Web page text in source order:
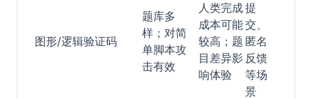
图形/逻辑验证码
题库多
样；对简
单脚本攻
击有效
人类完成
成本可能
较高；题
目差异影
响体验
提
交、
匿名
反馈
等场
景